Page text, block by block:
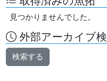
見つかりませんでした。
外部アーカイブ
検索する